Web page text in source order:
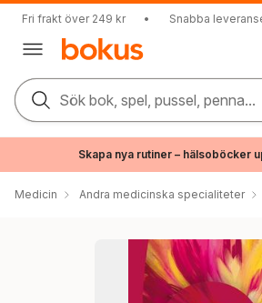
Fri frakt över 249 kr • Snabba
Sök bok, spel, pussel, penna...
Skapa nya rutiner – hälsoböcker
Medicin Andra medicinska specialiteter